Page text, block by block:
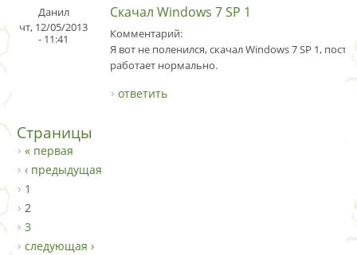
Данил
чт, 12/05/2013
- 11:41
Скачал Windows 7 SP 1
Комментарий:
Я вот не поленился, скачал Windows 7 SP 1,
работает нормально.
ответить
Страницы
« первая
‹ предыдущая
1
2
3
следующая ›